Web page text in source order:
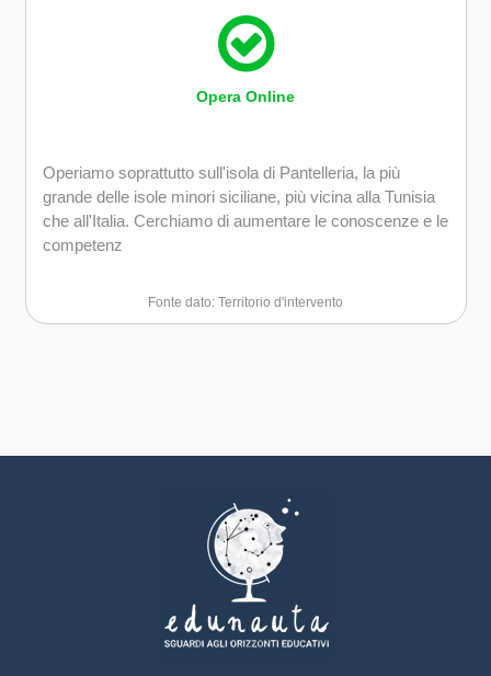
sue competenze e conoscenze di altri discenti.
Opera Online
Operiamo soprattutto sull'isola di Pantelleria, la più
grande delle isole minori siciliane, più vicina alla Tunisia
che all'Italia. Cerchiamo di aumentare le conoscenze e le
competenz
Fonte dato: Territorio d'intervento